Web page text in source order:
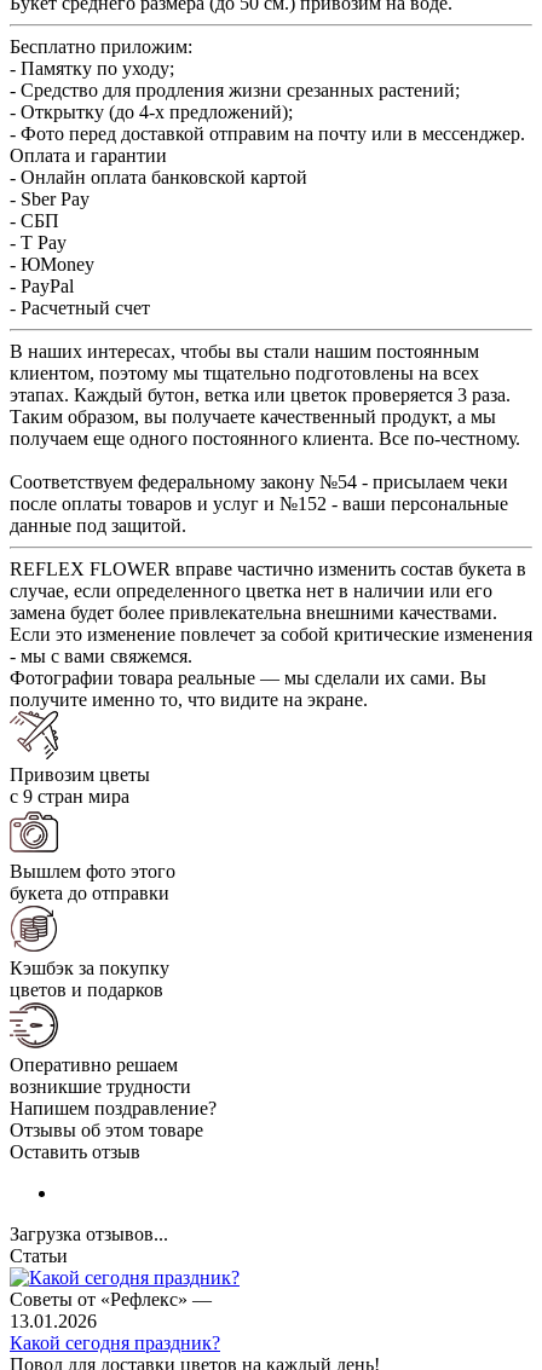
Бесплатно приложим:
- Памятку по уходу;
- Средство для продления жизни срезанных растений;
- Открытку (до 4-х предложений);
- Фото перед доставкой отправим на почту или в мессенджер.
Оплата и гарантии
- Онлайн оплата банковской картой
- Sber Pay
- СБП
- T Pay
- ЮMoney
- PayPal
- Расчетный счет
В наших интересах, чтобы вы стали нашим постоянным
клиентом, поэтому мы тщательно подготовлены на всех
этапах. Каждый бутон, ветка или цветок проверяется 3 раза.
Таким образом, вы получаете качественный продукт, а мы
получаем еще одного постоянного клиента. Все по-честному.
Соответствуем федеральному закону №54 - присылаем чеки
после оплаты товаров и услуг и №152 - ваши персональные
данные под защитой.
REFLEX FLOWER вправе частично изменить состав букета в
случае, если определенного цветка нет в наличии или его
замена будет более привлекательна внешними качествами.
Если это изменение повлечет за собой критические изменения
- мы с вами свяжемся.
Фотографии товара реальные — мы сделали их сами. Вы
получите именно то, что видите на экране.
Привозим цветы
с 9 стран мира
Вышлем фото этого
букета до отправки
Кэшбэк за покупку
цветов и подарков
Оперативно решаем
возникшие трудности
Напишем поздравление?
Отзывы об этом товаре
Оставить отзыв
Загрузка отзывов...
Статьи
Советы от «Рефлекс» —
13.01.2026
Какой сегодня праздник?
Повод для доставки цветов на каждый день!